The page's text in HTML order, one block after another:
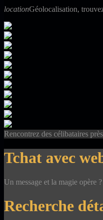
locationGéolocalisation,
Rencontrez des célibataires
Tchat avec
Un message et la magie opère
Recherche